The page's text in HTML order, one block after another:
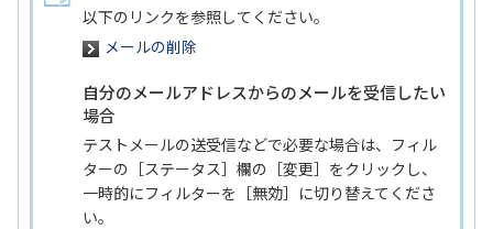
以下のリンクを参照してください。
メールの削除
自分のメールアドレスからのメールを受信したい
場合
テストメールの送受信などで必要な場合は、フィル
ターの［ステータス］欄の［変更］をクリックし、
一時的にフィルターを［無効］に切り替えてくださ
い。